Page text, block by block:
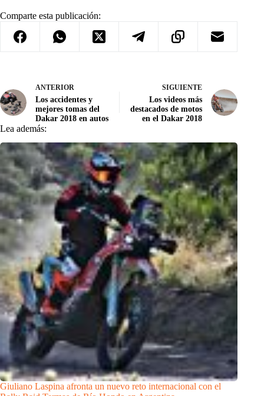
Comparte esta publicación:
ANTERIOR
Los accidentes y
mejores tomas del
Dakar 2018 en autos
SIGUIENTE
Los videos más
destacados de motos
en el Dakar 2018
Lea además:
Giuliano Laspina afronta un nuevo reto internacional con el